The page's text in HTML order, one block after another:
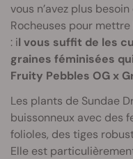
vous n’avez plus
Rocheuses pour
: il vous suffit de les
graines féminisées
Fruity Pebbles OG x
Les plants de Sundae
buissonneux avec des
folioles, des tiges
Elle est